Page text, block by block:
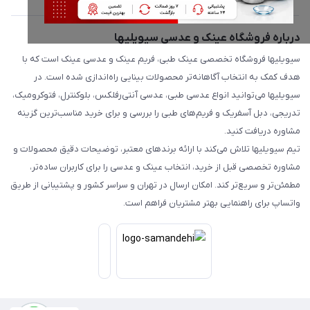
درباره فروشگاه عینک و عدسی سیویلیها
سیویلیها فروشگاه تخصصی عینک طبی، فریم عینک و عدسی عینک است که با
هدف کمک به انتخاب آگاهانه‌تر محصولات بینایی راه‌اندازی شده است. در
سیویلیها می‌توانید انواع عدسی طبی، عدسی آنتی‌رفلکس، بلوکنترل، فتوکرومیک،
تدریجی، دبل آسفریک و فریم‌های طبی را بررسی و برای خرید مناسب‌ترین گزینه
مشاوره دریافت کنید.
تیم سیویلیها تلاش می‌کند با ارائه برندهای معتبر، توضیحات دقیق محصولات و
مشاوره تخصصی قبل از خرید، انتخاب عینک و عدسی را برای کاربران ساده‌تر،
مطمئن‌تر و سریع‌تر کند. امکان ارسال در تهران و سراسر کشور و پشتیبانی از طریق
واتساپ برای راهنمایی بهتر مشتریان فراهم است.